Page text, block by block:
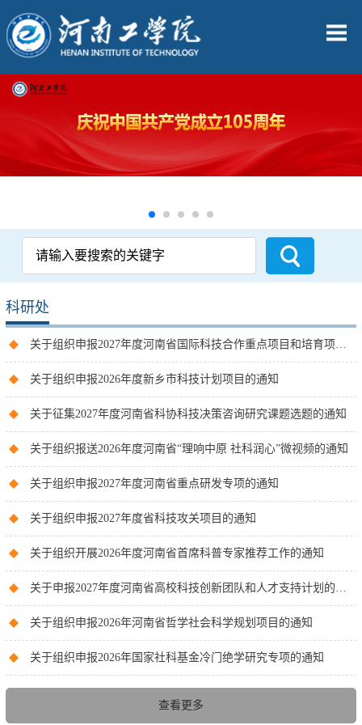
科研处
关于组织申报2027年度河南省国际科技合作重点项目和培育项目的通知
关于组织申报2026年度新乡市科技计划项目的通知
关于征集2027年度河南省科协科技决策咨询研究课题选题的通知
关于组织报送2026年度河南省“理响中原 社科润心”微视频的通知
关于组织申报2027年度河南省重点研发专项的通知
关于组织申报2027年度省科技攻关项目的通知
关于组织开展2026年度河南省首席科普专家推荐工作的通知
关于申报2027年度河南省高校科技创新团队和人才支持计划的通知
关于组织申报2026年河南省哲学社会科学规划项目的通知
关于组织申报2026年国家社科基金冷门绝学研究专项的通知
查看更多